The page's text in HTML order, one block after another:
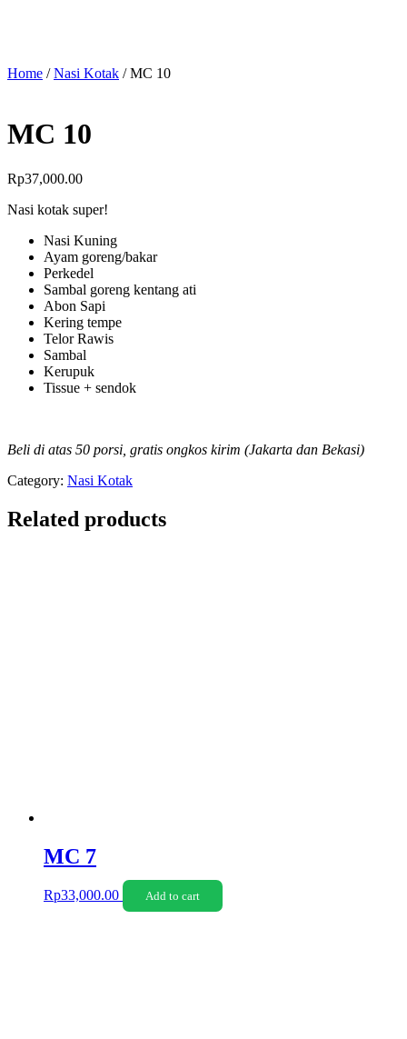
Home /Nasi Kotak / MC 10
MC 10
Rp37,000.00
Nasi kotak super!
Nasi Kuning
Ayam goreng/bakar
Perkedel
Sambal goreng kentang ati
Abon Sapi
Kering tempe
Telor Rawis
Sambal
Kerupuk
Tissue + sendok
Beli di atas 50 porsi, gratis ongkos kirim (Jakarta dan Bekasi)
Category: Nasi Kotak
Related products
MC 7
Rp33,000.00 Add to cart